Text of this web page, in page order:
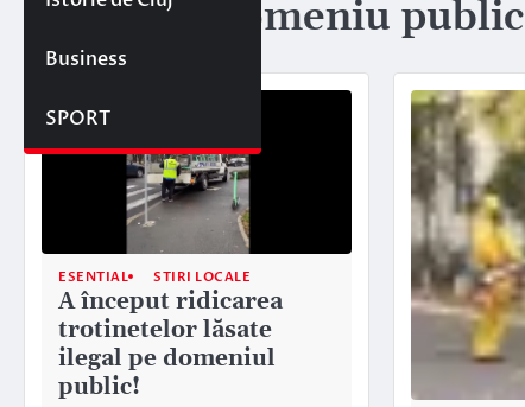
Business
SPORT
Etichetă: domeniu public
ESENTIAL STIRI LOCALE
A început ridicarea
trotinetelor lăsate
ilegal pe domeniul
public!